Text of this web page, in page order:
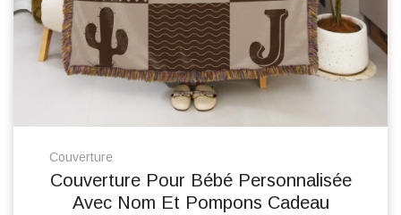
Couverture
Couverture Pour Bébé Personnalisée
Avec Nom Et Pompons Cadeau